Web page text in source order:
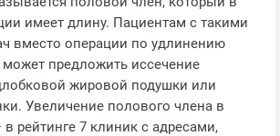
имеет длину. Пациентам с такими
вместо операции по удлинению
предложить иссечение
жировой подушки или
Увеличение полового члена в
в рейтинге 7 клиник с адресами,